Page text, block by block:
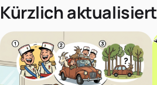
Kürzlich aktualisiert